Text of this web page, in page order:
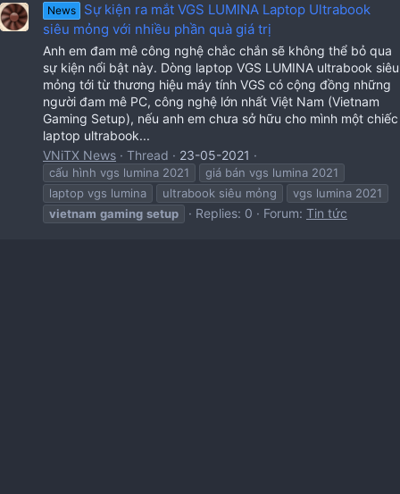
News
Sự kiện ra mắt VGS LUMINA Laptop Ultrabook
siêu mỏng với nhiều phần quà giá trị
Anh em đam mê công nghệ chắc chắn sẽ không thể bỏ qua
sự kiện nổi bật này. Dòng laptop VGS LUMINA ultrabook siêu
mỏng tới từ thương hiệu máy tính VGS có cộng đồng những
người đam mê PC, công nghệ lớn nhất Việt Nam (Vietnam
Gaming Setup), nếu anh em chưa sở hữu cho mình một chiếc
laptop ultrabook...
VNiTX News
Thread 23-05-2021
cấu hình vgs lumina 2021
giá bán vgs lumina 2021
laptop vgs lumina
ultrabook siêu mỏng
vgs lumina 2021
vietnam gaming setup Replies: 0 Forum: Tin tức